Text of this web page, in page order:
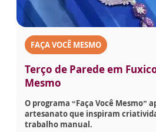
FAÇA VOCÊ MESMO
Terço de Parede em
Mesmo
O programa “Faça Você Mesmo”
artesanato que inspiram
trabalho manual.